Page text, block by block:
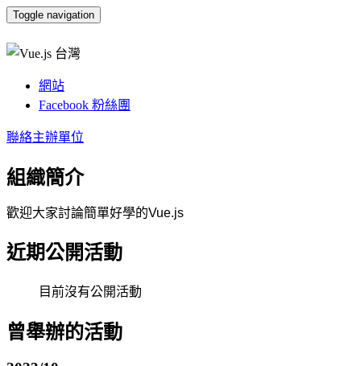
Toggle navigation
網站
Facebook 粉絲團
聯絡主辦單位
組織簡介
歡迎大家討論簡單好學的Vue.js
近期公開活動
目前沒有公開活動
曾舉辦的活動